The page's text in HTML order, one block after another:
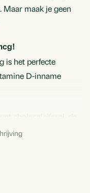
maak je geen
is het perfecte
D-inname
het beste kan